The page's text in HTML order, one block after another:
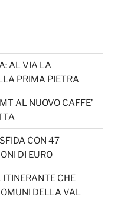
AL VIA LA
PRIMA PIETRA
AL NUOVO CAFFE’
CON 47
DI EURO
ITINERANTE CHE
DELLA VAL